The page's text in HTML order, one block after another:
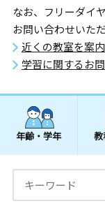
なお、フリーダイ
お問い合わせいた
近くの教室を案
学習に関するお
年齢・学年